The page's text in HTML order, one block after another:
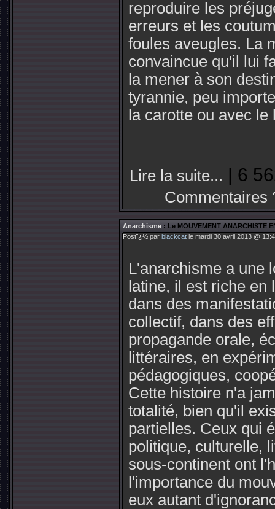
reproduire les
erreurs et les
foules aveugles. La
convaincue qu'il lui
la mener à son
tyrannie, peu
la carotte ou avec le
Lire la suite... | 6
Commentaires
Anarchisme : Le MOUVEMENT ANARCHISTE
Postï¿½ par blackcat le mardi 30 avril 2013 @
L'anarchisme a une
latine, il est riche
dans des
collectif, dans des
propagande orale,
littéraires, en
pédagogiques,
Cette histoire n'a
totalité, bien qu'il
partielles. Ceux qui
politique, culturelle,
sous-continent ont
l'importance du
eux autant